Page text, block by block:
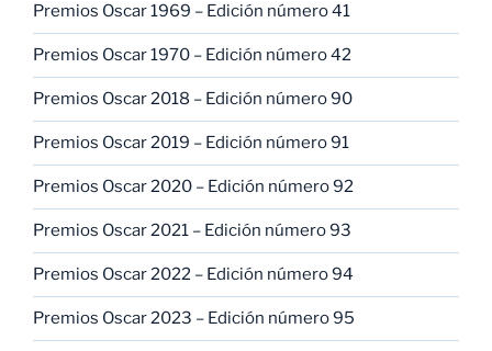
Premios Oscar 1969 – Edición número 41
Premios Oscar 1970 – Edición número 42
Premios Oscar 2018 – Edición número 90
Premios Oscar 2019 – Edición número 91
Premios Oscar 2020 – Edición número 92
Premios Oscar 2021 – Edición número 93
Premios Oscar 2022 – Edición número 94
Premios Oscar 2023 – Edición número 95